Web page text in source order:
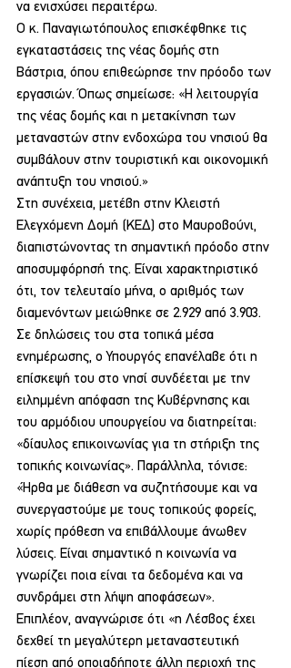
να ενισχύσει περαιτέρω.
Ο κ. Παναγιωτόπουλος επισκέφθηκε τις
εγκαταστάσεις της νέας δομής στη
Βάστρια, όπου επιθεώρησε την πρόοδο των
εργασιών. Όπως σημείωσε: «Η λειτουργία
της νέας δομής και η μετακίνηση των
μεταναστών στην ενδοχώρα του νησιού θα
συμβάλουν στην τουριστική και οικονομική
ανάπτυξη του νησιού.»
Στη συνέχεια, μετέβη στην Κλειστή
Ελεγχόμενη Δομή (ΚΕΔ) στο Μαυροβούνι,
διαπιστώνοντας τη σημαντική πρόοδο στην
αποσυμφόρησή της. Είναι χαρακτηριστικό
ότι, τον τελευταίο μήνα, ο αριθμός των
διαμενόντων μειώθηκε σε 2.929 από 3.903.
Σε δηλώσεις του στα τοπικά μέσα
ενημέρωσης, ο Υπουργός επανέλαβε ότι η
επίσκεψή του στο νησί συνδέεται με την
ειλημμένη απόφαση της Κυβέρνησης και
του αρμόδιου υπουργείου να διατηρείται:
«δίαυλος επικοινωνίας για τη στήριξη της
τοπικής κοινωνίας». Παράλληλα, τόνισε:
«Ήρθα με διάθεση να συζητήσουμε και να
συνεργαστούμε με τους τοπικούς φορείς,
χωρίς πρόθεση να επιβάλλουμε άνωθεν
λύσεις. Είναι σημαντικό η κοινωνία να
γνωρίζει ποια είναι τα δεδομένα και να
συνδράμει στη λήψη αποφάσεων».
Επιπλέον, αναγνώρισε ότι «η Λέσβος έχει
δεχθεί τη μεγαλύτερη μεταναστευτική
πίεση από οποιαδήποτε άλλη περιοχή της